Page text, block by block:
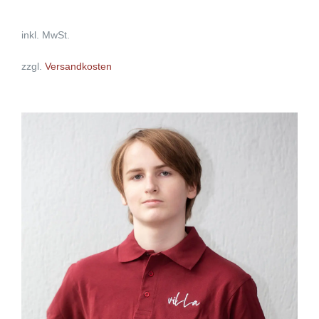
inkl. MwSt.
zzgl. Versandkosten